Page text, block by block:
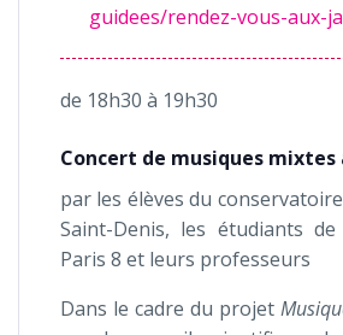
guidees/rendez-vous-aux-
de 18h30 à 19h30
Concert de musiques mixtes
par les élèves du
Saint-Denis, les étudiants de
Paris 8 et leurs professeurs
Dans le cadre du projet